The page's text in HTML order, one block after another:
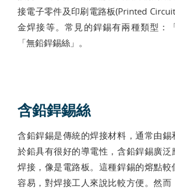
接電子零件及印刷電路板(Printed
金焊接等。常見的銲錫有兩種類型：
「無鉛銲錫絲」。
含鉛銲錫絲
含鉛銲錫是傳統的焊接材料，通常由錫
於鉛具有很好的導電性，含鉛銲錫廣泛
焊接，像是電路板。這種銲錫的熔點較
容易，對焊接工人來說比較方便。然而